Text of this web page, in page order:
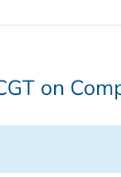
on